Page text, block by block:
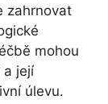
zahrnovat
mohou
a její
úlevu.